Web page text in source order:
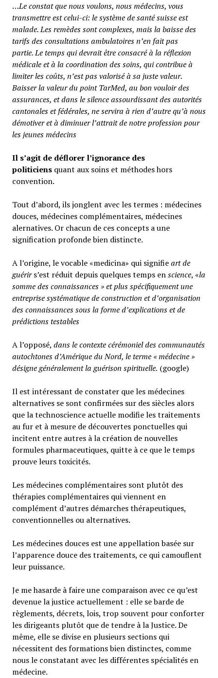
…Le constat que nous voulons, nous médecins, vous
transmettre est celui-ci: le système de santé suisse est
malade. Les remèdes sont complexes, mais la baisse des
tarifs des consultations ambulatoires n’en fait pas
partie.Le temps qui devrait être consacré à la réflexion
médicale et à la coordination des soins, qui contribue à
limiter les coûts, n’est pas valorisé à sa juste valeur.
Baisser la valeur du point TarMed, au bon vouloir des
assurances, et dans le silence assourdissant des autorités
cantonales et fédérales, ne servira à rien d’autre qu’à nous
démotiver et à diminuer l’attrait de notre profession pour
les jeunes médecins
Il s’agit de déflorer l’ignorance des
politiciensquant aux soins et méthodes hors
convention.
Tout d’abord, ils jonglent avec les termes : médecines
douces, médecines complémentaires, médecines
alernatives. Or chacun de ces concepts a une
signification profonde bien distincte.
A l’origine, le vocable «medicina» qui signifieart de
guérirs’est réduit depuis quelques temps enscience, «la
somme des connaissances » et plus spécifiquement une
entreprise systématique de construction et d’organisation
des connaissances sous la forme d’explications et de
prédictions testables
A l’opposé, dans le contexte cérémoniel des communautés
autochtones d’Amérique du Nord, le terme « médecine »
désigne généralementla guérison spirituelle. (google)
Il est intéressant de constater que les médecines
alternatives se sont confirmées sur des siècles alors
que la technoscience actuelle modifie les traitements
au fur et à mesure de découvertes ponctuelles qui
incitent entre autres à la création de nouvelles
formules pharmaceutiques, quitte à ce que le temps
prouve leurs toxicités.
Les médecines complémentaires sont plutôt des
thérapies complémentaires qui viennent en
complément d’autres démarches thérapeutiques,
conventionnelles ou alternatives.
Les médecines douces est une appellation basée sur
l’apparence douce des traitements, ce qui camouflent
leur puissance.
Je me hasarde à faire une comparaison avec ce qu’est
devenue la justice actuellement : elle se barde de
règlements, décrets, lois, trop souvent pour conforter
les dirigeants plutôt que de tendre à la Justice. De
même, elle se divise en plusieurs sections qui
nécessitent des formations bien distinctes, comme
nous le constatant avec les différentes spécialités en
médecine.